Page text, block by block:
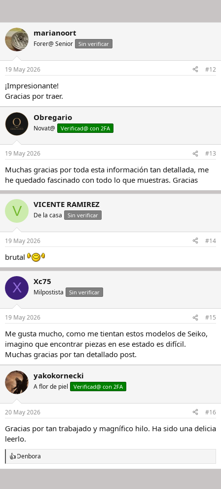
marianoort
Forer@ Senior Sin verificar
19 May 2026 #12
¡Impresionante!
Gracias por traer.
Obregario
Novat@ Verificad@ con 2FA
19 May 2026 #13
Muchas gracias por toda esta información tan detallada, me
he quedado fascinado con todo lo que muestras. Gracias
V VICENTE RAMIREZ
De la casa Sin verificar
19 May 2026 #14
brutal
X Xc75
Milpostista Sin verificar
19 May 2026 #15
Me gusta mucho, como me tientan estos modelos de Seiko,
imagino que encontrar piezas en ese estado es difícil.
Muchas gracias por tan detallado post.
yakokornecki
A flor de piel Verificad@ con 2FA
20 May 2026 #16
Gracias por tan trabajado y magnífico hilo. Ha sido una delicia
leerlo.
R
e
Denbora